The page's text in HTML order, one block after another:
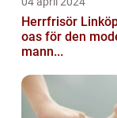
Herrfrisör
oas för den
mann...